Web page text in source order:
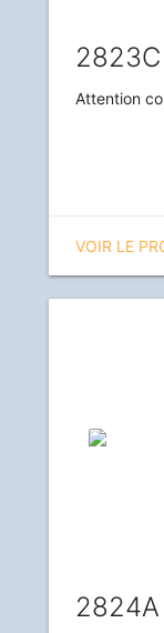
2823C
Attention
VOIR LE
2824A